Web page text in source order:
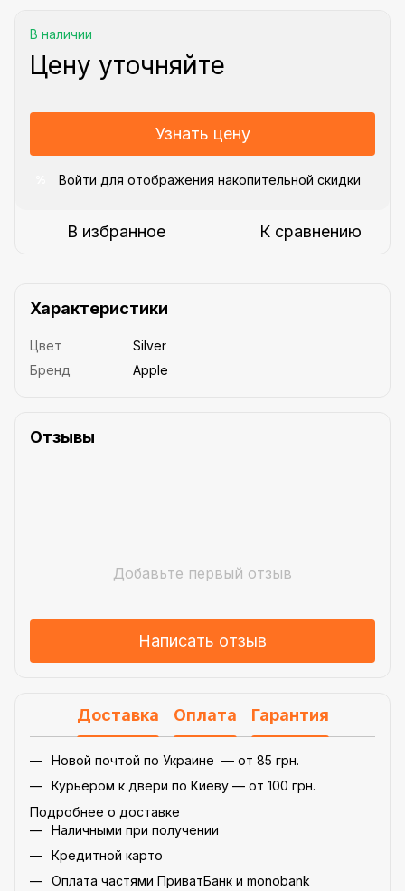
В наличии
Цену уточняйте
Узнать цену
Войти для отображения накопительной скидки
В избранное К сравнению
Характеристики
Цвет
Silver
Бренд
Apple
Отзывы
Добавьте первый отзыв
Написать отзыв
Доставка Оплата Гарантия
Новой почтой по Украине — от 85 грн.
Курьером к двери по Киеву — от 100 грн.
Подробнее о доставке
Наличными при получении
Кредитной карто
Оплата частями ПриватБанк и monobank